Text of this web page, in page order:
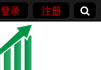
登录 注册